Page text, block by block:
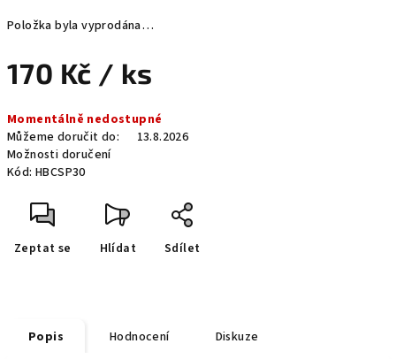
Položka byla vyprodána…
170 Kč / ks
cena:
Momentálně nedostupné
Můžeme doručit do:
13.8.2026
Možnosti doručení
Kód: HBCSP30
Zeptat se Hlídat Sdílet
Popis Hodnocení Diskuze